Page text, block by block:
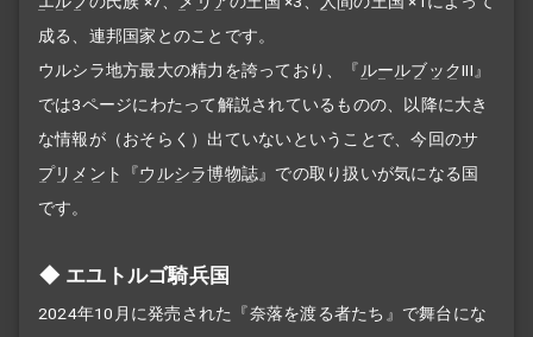
成る、連邦国家とのことです。
ウルシラ地方最大の精力を誇っており、『ルールブックIII』
では3ページにわたって解説されているものの、以降に大き
な情報が（おそらく）出ていないということで、今回のサ
プリメント
『ウルシラ博物誌』での取り扱いが気になる国
です。
エユトルゴ騎兵国
2024年10月に発売された『奈落を渡る者たち』で舞台にな